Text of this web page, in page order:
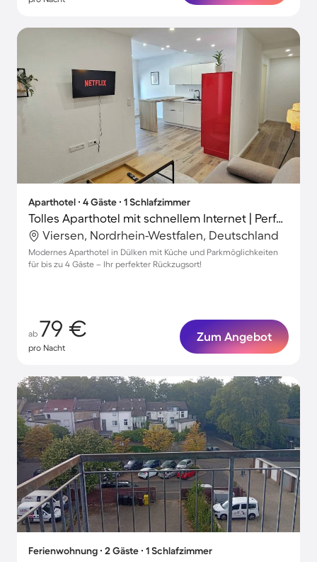
Aparthotel ∙ 4 Gäste ∙ 1 Schlafzimmer
Tolles Aparthotel mit schnellem Internet | Perfekt für die Arbeit von Zuhause
Viersen, Nordrhein-Westfalen, Deutschland
Modernes Aparthotel in Dülken mit Küche und Parkmöglichkeiten
für bis zu 4 Gäste – Ihr perfekter Rückzugsort!
ab 79 €
pro Nacht
Zum Angebot
Ferienwohnung ∙ 2 Gäste ∙ 1 Schlafzimmer